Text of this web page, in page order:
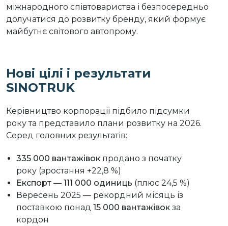
міжнародного співтовариства і безпосередньо
долучатися до розвитку бренду, який формує
майбутнє світового автопрому.
Нові цілі і результати
SINOTRUK
Керівництво корпорації підбило підсумки
року та представило плани розвитку на 2026.
Серед головних результатів:
335 000 вантажівок продано з початку
року (зростання +22,8 %)
Експорт — 111 000 одиниць (плюс 24,5 %)
Вересень 2025 — рекордний місяць із
поставкою понад 15 000 вантажівок за
кордон